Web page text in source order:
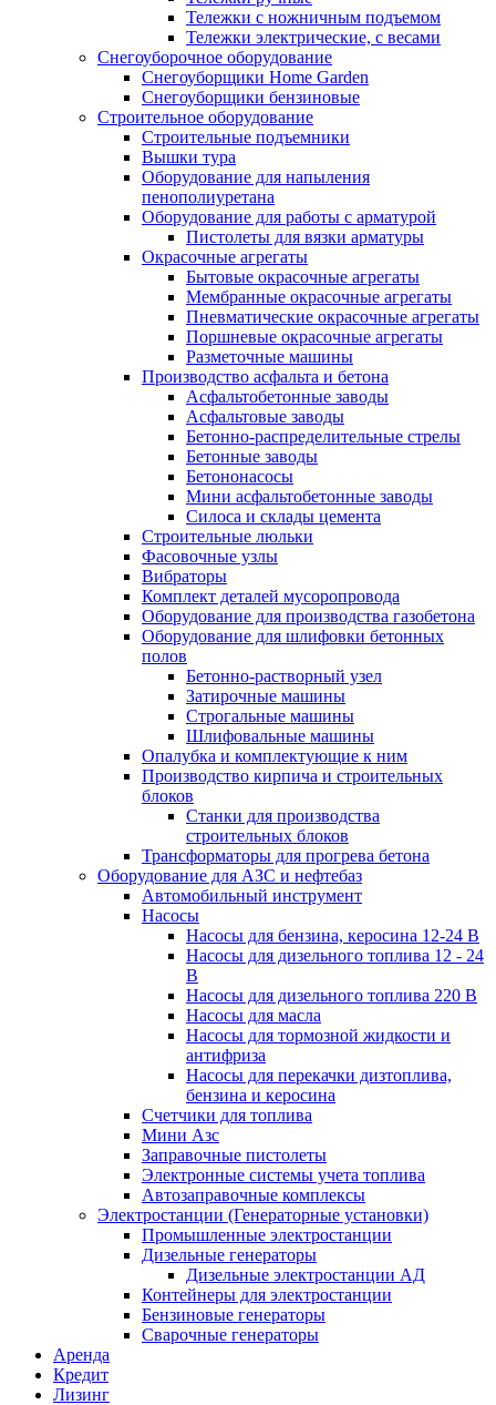
Тележки с ножничным подъемом
Тележки электрические, с весами
Снегоуборочное оборудование
Снегоуборщики Home Garden
Снегоуборщики бензиновые
Строительное оборудование
Cтроительные подъемники
Вышки тура
Оборудование для напыления
пенополиуретана
Оборудование для работы с арматурой
Пистолеты для вязки арматуры
Окрасочные агрегаты
Бытовые окрасочные агрегаты
Мембранные окрасочные агрегаты
Пневматические окрасочные агрегаты
Поршневые окрасочные агрегаты
Разметочные машины
Производство асфальта и бетона
Асфальтобетонные заводы
Асфальтовые заводы
Бетонно-распределительные стрелы
Бетонные заводы
Бетононасосы
Мини асфальтобетонные заводы
Силоса и склады цемента
Строительные люльки
Фасовочные узлы
Вибраторы
Комплект деталей мусоропровода
Оборудование для производства газобетона
Оборудование для шлифовки бетонных
полов
Бетонно-растворный узел
Затирочные машины
Строгальные машины
Шлифовальные машины
Опалубка и комплектующие к ним
Производство кирпича и строительных
блоков
Cтанки для производства
строительных блоков
Трансформаторы для прогрева бетона
Оборудование для АЗС и нефтебаз
Автомобильный инструмент
Насосы
Насосы для бензина, керосина 12-24 В
Насосы для дизельного топлива 12 - 24
В
Насосы для дизельного топлива 220 В
Насосы для масла
Насосы для тормозной жидкости и
антифриза
Насосы для перекачки дизтоплива,
бензина и керосина
Счетчики для топлива
Мини Азс
Заправочные пистолеты
Электронные системы учета топлива
Автозаправочные комплексы
Электростанции (Генераторные установки)
Промышленные электростанции
Дизельные генераторы
Дизельные электростанции АД
Контейнеры для электростанции
Бензиновые генераторы
Сварочные генераторы
Аренда
Кредит
Лизинг